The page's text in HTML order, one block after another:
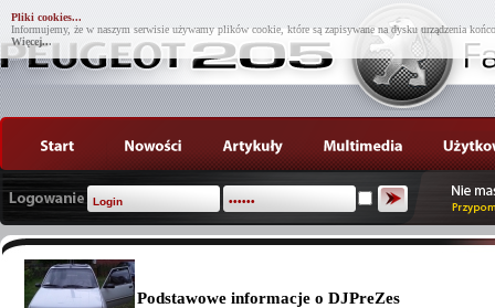
Pliki cookies...
Informujemy, że w naszym serwisie używamy plików cookie, które są zapisywane na dysku urządzenia
Więcej...
Podstawowe informacje o DJPreZes